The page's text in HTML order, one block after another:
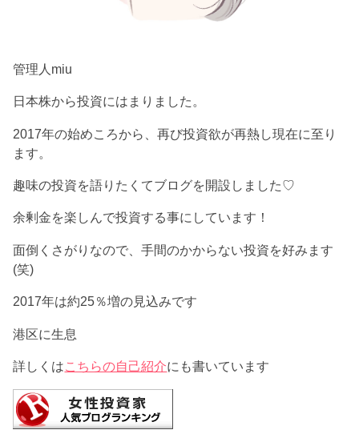
管理人miu
日本株から投資にはまりました。
2017年の始めころから、再び投資欲が再熱し現在に至り
ます。
趣味の投資を語りたくてブログを開設しました♡
余剰金を楽しんで投資する事にしています！
面倒くさがりなので、手間のかからない投資を好みます
(笑)
2017年は約25％増の見込みです
港区に生息
詳しくはこちらの自己紹介にも書いています